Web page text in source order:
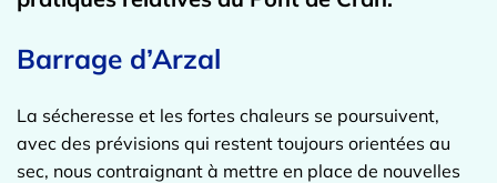
Barrage d’Arzal
La sécheresse et les fortes chaleurs se poursuivent,
avec des prévisions qui restent toujours orientées au
sec, nous contraignant à mettre en place de nouvelles